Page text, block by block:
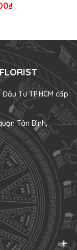
Tư TP.HCM cấp
Tân Bình,